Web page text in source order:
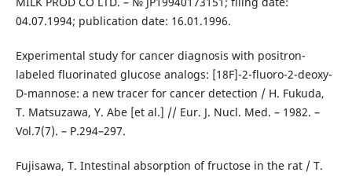
04.07.1994; publication date: 16.01.1996.
Experimental study for cancer diagnosis with positron-
labeled fluorinated glucose analogs: [18F]-2-fluoro-2-deoxy-
D-mannose: a new tracer for cancer detection / H. Fukuda,
T. Matsuzawa, Y. Abe [et al.] // Eur. J. Nucl. Med. – 1982. –
Vol.7(7). – Р.294–297.
Fujisawa, T. Intestinal absorption of fructose in the rat / T.